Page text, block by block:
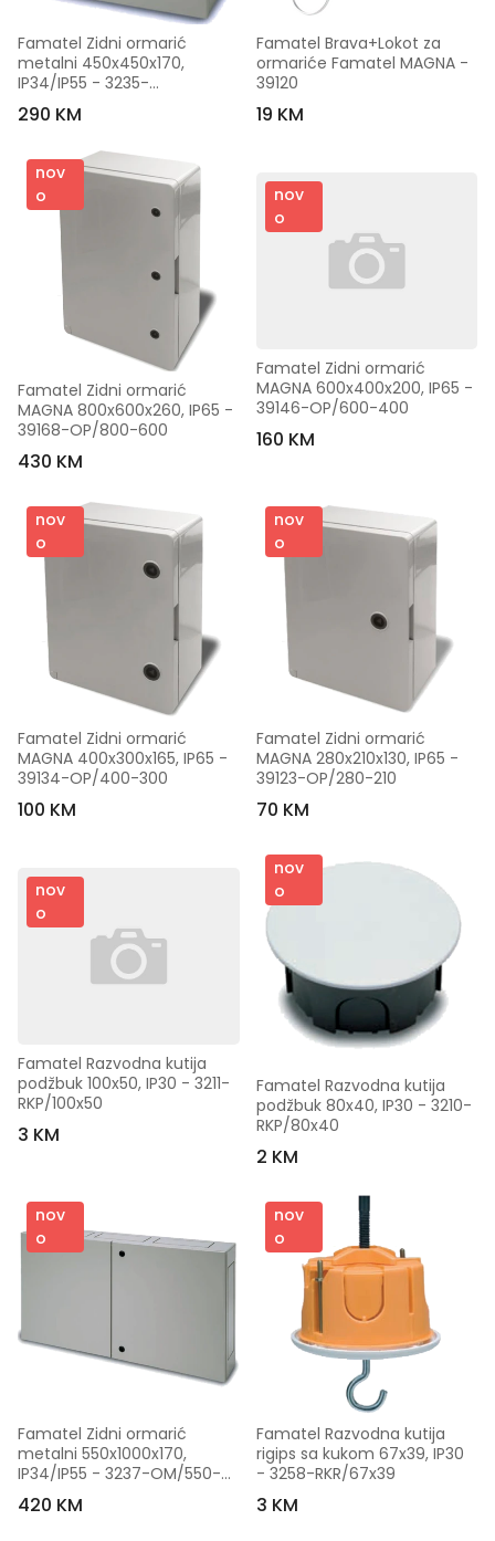
Famatel Zidni ormarić
metalni 450x450x170,
IP34/IP55 - 3235-
OM/450x450
290 KM
Famatel Brava+Lokot za
ormariće Famatel MAGNA -
39120
19 KM
nov
o
Famatel Zidni ormarić
MAGNA 800x600x260, IP65 -
39168-OP/800-600
430 KM
nov
o
Famatel Zidni ormarić
MAGNA 600x400x200, IP65 -
39146-OP/600-400
160 KM
nov
o
Famatel Zidni ormarić
MAGNA 400x300x165, IP65 -
39134-OP/400-300
100 KM
nov
o
Famatel Zidni ormarić
MAGNA 280x210x130, IP65 -
39123-OP/280-210
70 KM
nov
o
Famatel Razvodna kutija
podžbuk 100x50, IP30 - 3211-
RKP/100x50
3 KM
nov
o
Famatel Razvodna kutija
podžbuk 80x40, IP30 - 3210-
RKP/80x40
2 KM
nov
o
Famatel Zidni ormarić
metalni 550x1000x170,
IP34/IP55 - 3237-OM/550-
1000
420 KM
nov
o
Famatel Razvodna kutija
rigips sa kukom 67x39, IP30
- 3258-RKR/67x39
3 KM